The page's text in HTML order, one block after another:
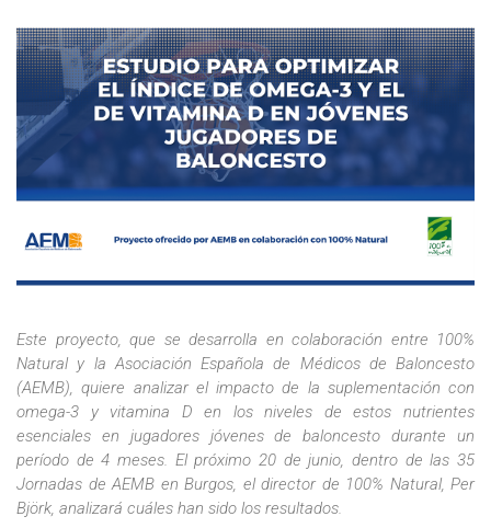
Este proyecto, que se desarrolla en colaboración entre 100%
Natural y la Asociación Española de Médicos de Baloncesto
(AEMB), quiere analizar el impacto de la suplementación con
omega-3 y vitamina D en los niveles de estos nutrientes
esenciales en jugadores jóvenes de baloncesto durante un
período de 4 meses. El próximo 20 de junio, dentro de las 35
Jornadas de AEMB en Burgos, el director de 100% Natural, Per
Björk, analizará cuáles han sido los resultados.